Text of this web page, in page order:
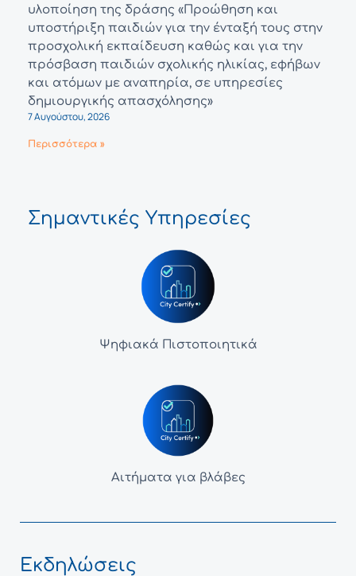
υλοποίηση της δράσης «Προώθηση και
υποστήριξη παιδιών για την ένταξή τους στην
προσχολική εκπαίδευση καθώς και για την
πρόσβαση παιδιών σχολικής ηλικίας, εφήβων
και ατόμων με αναπηρία, σε υπηρεσίες
δημιουργικής απασχόλησης»
7 Αυγούστου, 2026
Περισσότερα »
Σημαντικές Υπηρεσίες
Ψηφιακά Πιστοποιητικά
Αιτήματα για βλάβες
Εκδηλώσεις